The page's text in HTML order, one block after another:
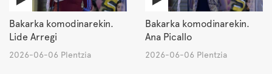
Bakarka komodinarekin.
Lide Arregi
2026-06-06 Plentzia
Bakarka komodinarekin.
Ana Picallo
2026-06-06 Plentzia